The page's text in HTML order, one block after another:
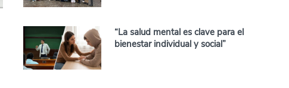
“La salud mental es clave para el
bienestar individual y social”